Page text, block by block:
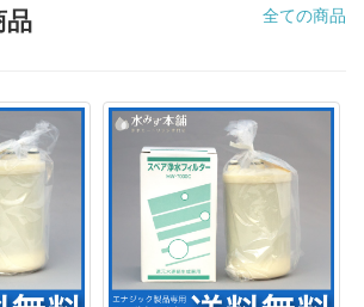
品 全ての商品